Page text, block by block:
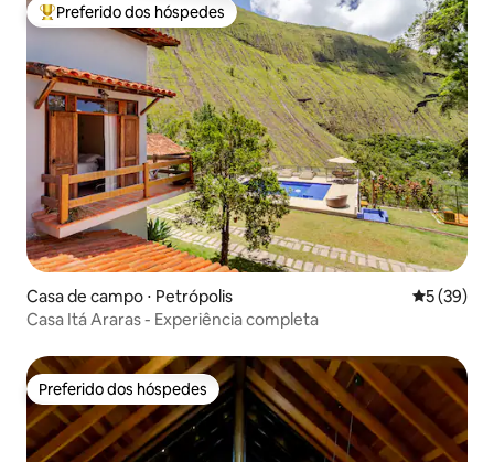
Entre os melhores preferidos dos hóspedes
Preferido dos hóspedes
Casa de campo ⋅ Petrópolis 5 de uma
5 (39)
Casa Itá Araras - Experiência completa
Preferido dos hóspedes
Preferido dos hóspedes